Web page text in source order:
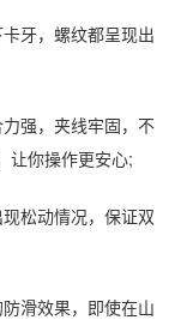
牙，螺纹都呈现出
强，夹线牢固，不
让你操作更安心;
松动情况，保证双
滑效果，即使在山